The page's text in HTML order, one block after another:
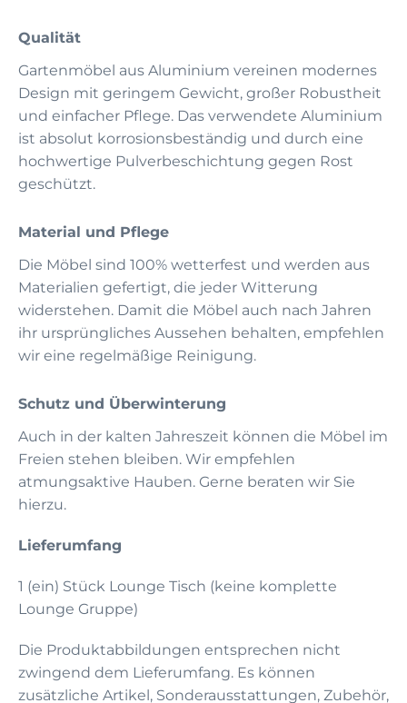
Qualität
Gartenmöbel aus Aluminium vereinen modernes
Design mit geringem Gewicht, großer Robustheit
und einfacher Pflege. Das verwendete Aluminium
ist absolut korrosionsbeständig und durch eine
hochwertige Pulverbeschichtung gegen Rost
geschützt.
Material und Pflege
Die Möbel sind 100% wetterfest und werden aus
Materialien gefertigt, die jeder Witterung
widerstehen. Damit die Möbel auch nach Jahren
ihr ursprüngliches Aussehen behalten, empfehlen
wir eine regelmäßige Reinigung.
Schutz und Überwinterung
Auch in der kalten Jahreszeit können die Möbel im
Freien stehen bleiben. Wir empfehlen
atmungsaktive Hauben. Gerne beraten wir Sie
hierzu.
Lieferumfang
1 (ein) Stück Lounge Tisch (keine komplette
Lounge Gruppe)
Die Produktabbildungen entsprechen nicht
zwingend dem Lieferumfang. Es können
zusätzliche Artikel, Sonderausstattungen, Zubehör,